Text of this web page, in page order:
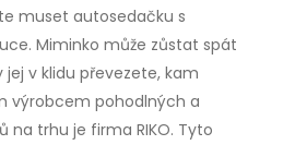
muset autosedačku s
Miminko může zůstat spát
v klidu převezete, kam
výrobcem pohodlných a
na trhu je firma RIKO. Tyto